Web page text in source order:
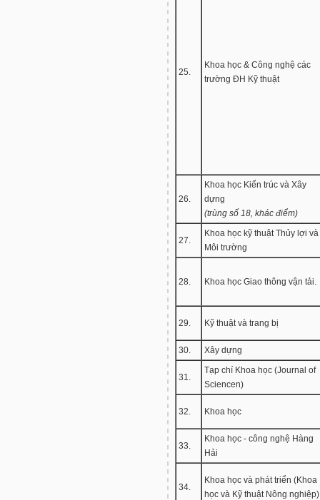
25.
Khoa học & Công nghệ các
trường ĐH Kỹ thuật
26.
Khoa học Kiến trúc và Xây
dựng
(trùng số 18, khác điểm)
27.
Khoa học kỹ thuật Thủy lợi và
Môi trường
28. Khoa học Giao thông vận tải.
29. Kỹ thuật và trang bị
30. Xây dựng
31.
Tạp chí Khoa học (Journal of
Sciencen)
32. Khoa học
33.
Khoa học - công nghệ Hàng
Hải
34.
Khoa học và phát triển (Khoa
học và Kỹ thuật Nông nghiệp)